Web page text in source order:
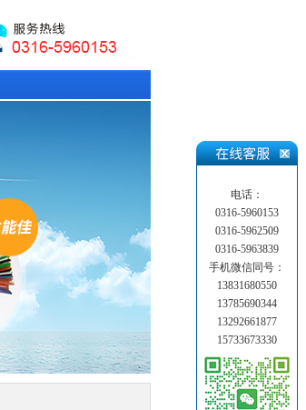
电话：
0316-5960153
0316-5962509
0316-5963839
手机微信同号：
13831680550
13785690344
13292661877
15733673330